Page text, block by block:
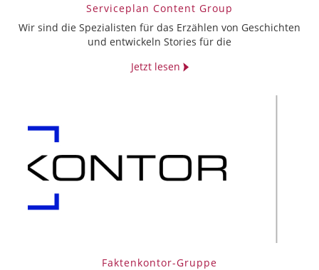
Serviceplan Content Group
Wir sind die Spezialisten für das Erzählen von Geschichten
und entwickeln Stories für die
Jetzt lesen
Faktenkontor-Gruppe